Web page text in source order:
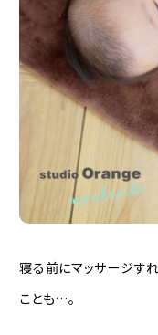
寝る前にマッサージす
ことも…。